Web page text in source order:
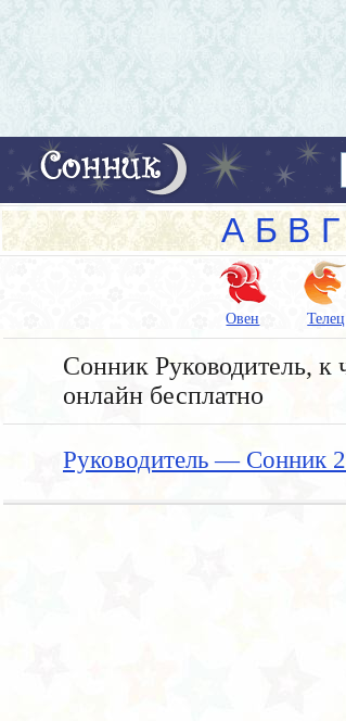
А Б В Г
Овен Телец
Сонник Руководитель, к
онлайн бесплатно
Руководитель — Сонник